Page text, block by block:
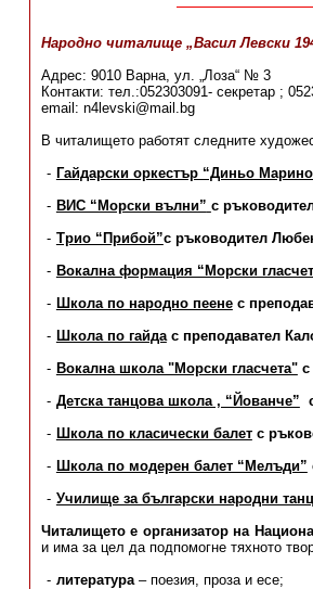
Народно читалище „Васил Левски
Адрес: 9010 Варна, ул. „Лоза“ № 3
Контакти: тел.:052303091- секретар ;
email: n4levski@mail.bg
В читалището работят следните
Гайдарски оркестър “Диньо
ВИС “Морски вълни” с
Трио “Прибой”с ръководител
Вокална формация “Морски
Школа по народно пеене с
Школа по гайдас преподавател
Вокална школа "Морски гласчета"с
Детска танцова школа , “Йованче”
Школа по класически балетс
Школа по модерен балет “Мелъди”
Училище за български народни
Читалището е организатор на
и има за цел да подпомогне тяхното
литература– поезия, проза и есе;